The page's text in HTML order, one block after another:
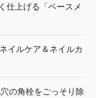
仕上げる「ベースメ
イルケア＆ネイルカ
の角栓をごっそり除